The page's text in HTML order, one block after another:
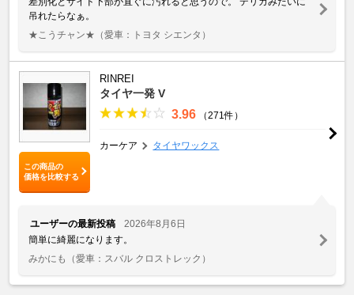
吊れたらなぁ。
★こうチャン★ （愛車：トヨタ シエンタ）
この商品の
価格を比較する
RINREI
タイヤ一発 V
3.96 （271件）
カーケア タイヤワックス
ユーザーの最新投稿
2026年8月6日
簡単に綺麗になります。
みかにも
（愛車：スバル クロストレック）